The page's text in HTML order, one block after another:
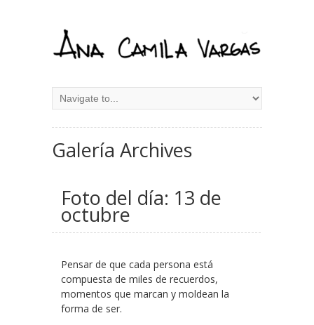
Galería Archives
Foto del día: 13 de
octubre
Pensar de que cada persona está
compuesta de miles de recuerdos,
momentos que marcan y moldean la
forma de ser.